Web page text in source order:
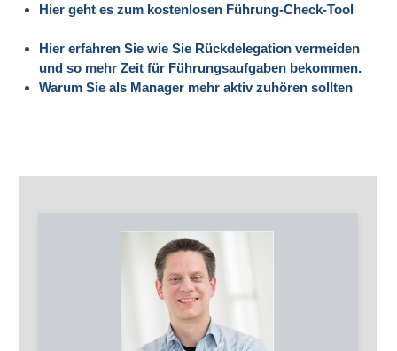
Hier geht es zum kostenlosen Führung-Check-Tool
Hier erfahren Sie wie Sie Rückdelegation vermeiden
und so mehr Zeit für Führungsaufgaben bekommen.
Warum Sie als Manager mehr aktiv zuhören sollten